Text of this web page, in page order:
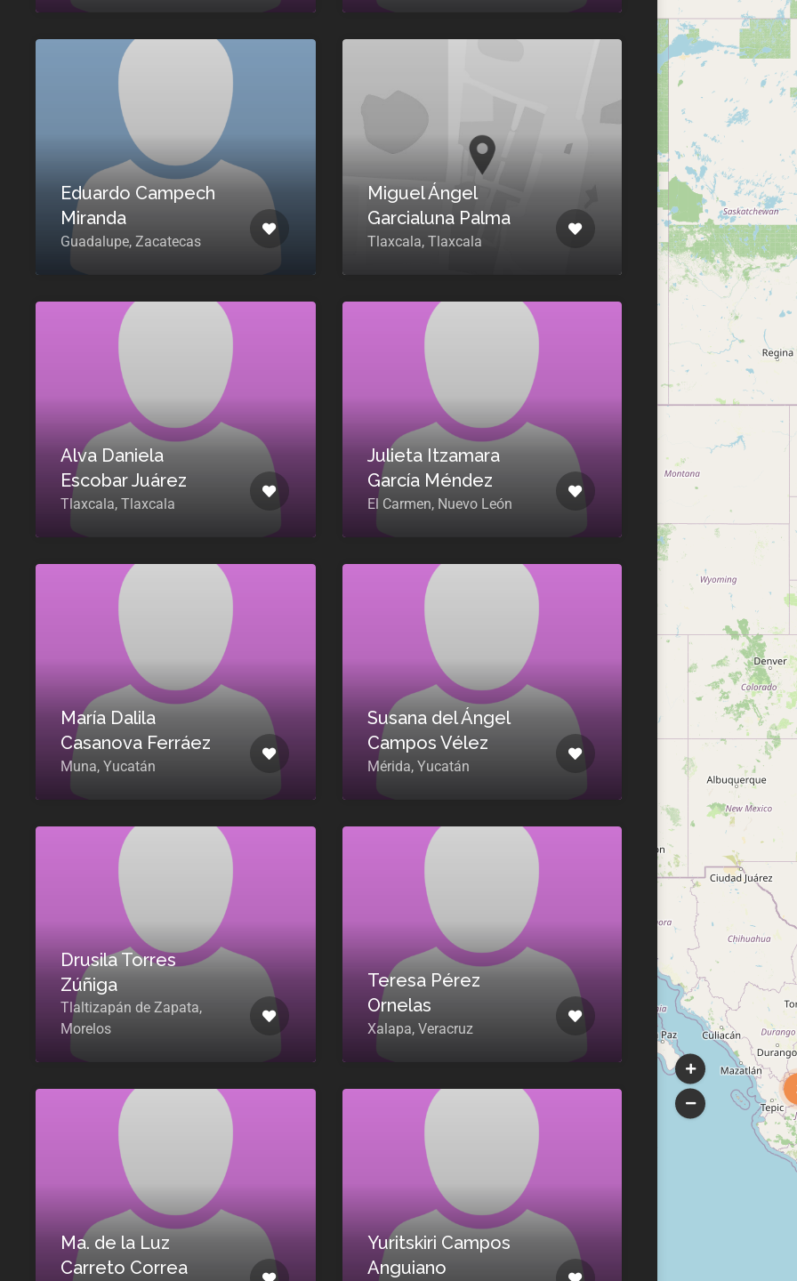
Eduardo Campech
Miranda
Guadalupe, Zacatecas
Miguel Ángel
Garcialuna Palma
Tlaxcala, Tlaxcala
Alva Daniela
Escobar Juárez
Tlaxcala, Tlaxcala
Julieta Itzamara
García Méndez
El Carmen, Nuevo León
María Dalila
Casanova Ferráez
Muna, Yucatán
Susana del Ángel
Campos Vélez
Mérida, Yucatán
Drusila Torres
Zúñiga
Tlaltizapán de Zapata,
Morelos
Teresa Pérez
Ornelas
Xalapa, Veracruz
Ma. de la Luz
Carreto Correa
Yuritskiri Campos
Anguiano